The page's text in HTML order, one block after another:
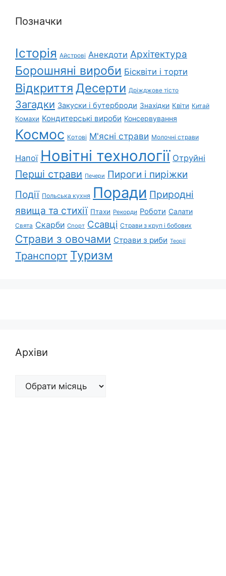
Позначки
Історія Айстрові Анекдоти Архітектура
Борошняні вироби Бісквіти і торти
Відкриття Десерти Дріжджове тісто
Загадки Закуски і бутерброди Знахідки Квіти Китай
Комахи Кондитерські вироби Консервування
Космос Котові М'ясні страви Молочні страви
Напої Новітні технології Отруйні
Перші страви Печери Пироги і пиріжки
Події Польська кухня Поради Природні
явища та стихії Птахи Рекорди Роботи Салати
Свята Скарби Спорт Ссавці Страви з круп і бобових
Страви з овочами Страви з риби Теорії
Транспорт Туризм
Архіви
Архіви